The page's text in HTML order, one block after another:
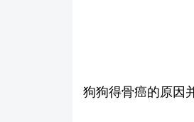
狗狗得骨癌的原因